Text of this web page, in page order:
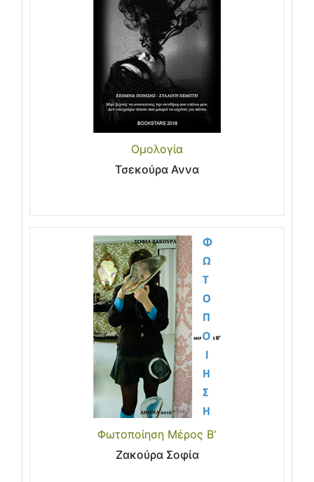
Ομολογία
Τσεκούρα Αννα
Φωτοποίηση Μέρος Β'
Ζακούρα Σοφία